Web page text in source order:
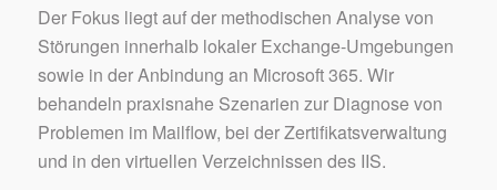
Der Fokus liegt auf der methodischen Analyse von
Störungen innerhalb lokaler Exchange-Umgebungen
sowie in der Anbindung an Microsoft 365. Wir
behandeln praxisnahe Szenarien zur Diagnose von
Problemen im Mailflow, bei der Zertifikatsverwaltung
und in den virtuellen Verzeichnissen des IIS.